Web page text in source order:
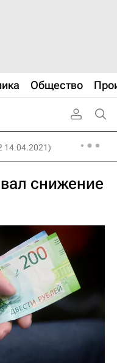
Общество
14.04.2021)
снижение